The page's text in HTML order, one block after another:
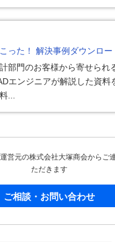
った！ 解決事例ダウンロー
部門のお客様から寄せられ
エンジニアが解説した資料
...
営元の株式会社大塚商会からご
ただきます
ご相談・お問い合わせ